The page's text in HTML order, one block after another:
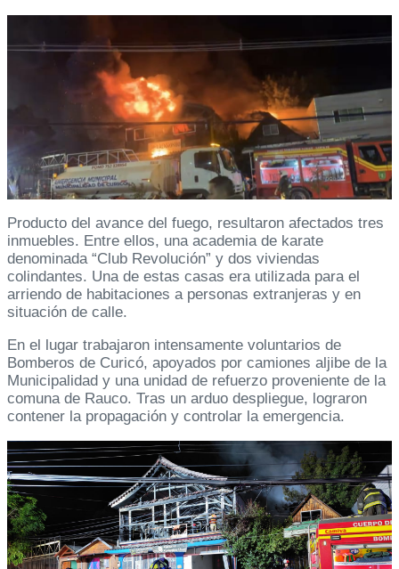
Producto del avance del fuego, resultaron afectados tres
inmuebles. Entre ellos, una academia de karate
denominada “Club Revolución” y dos viviendas
colindantes. Una de estas casas era utilizada para el
arriendo de habitaciones a personas extranjeras y en
situación de calle.
En el lugar trabajaron intensamente voluntarios de
Bomberos de Curicó, apoyados por camiones aljibe de la
Municipalidad y una unidad de refuerzo proveniente de la
comuna de Rauco. Tras un arduo despliegue, lograron
contener la propagación y controlar la emergencia.